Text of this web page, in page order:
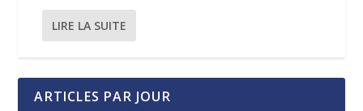
LIRE LA SUITE
ARTICLES PAR JOUR